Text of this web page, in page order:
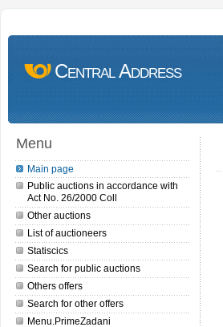
Central Address
Menu
Main page
Public auctions in accordance with
Act No. 26/2000 Coll
Other auctions
List of auctioneers
Statiscics
Search for public auctions
Others offers
Search for other offers
Menu.PrimeZadani